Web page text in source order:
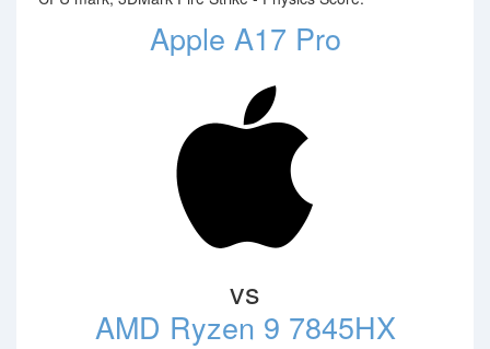
Apple A17 Pro
vs
AMD Ryzen 9 7845HX